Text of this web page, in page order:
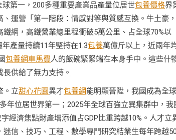
球第一，200多種重要產業品產量位居世包養價格界
運營「第一階段：情感對等與質感互換。牛土豪
網，高鐵營業總里程衝破5萬公里、占全球70%以
產量持續11年堅持在1.3包養萬億斤以上，近兩年
包養網車馬費人的飯碗緊緊端在本身手中。這些什
供給了無力支持。
。立甜心花園異才包養網能明顯晉陞，我國成為全
年位居世界第一；2025年全球百強立異集群中，我
經濟焦點財產增添值占GDP比重跨越10%。人才立
信、技巧、工程、數學專門研究結業生每年跨越